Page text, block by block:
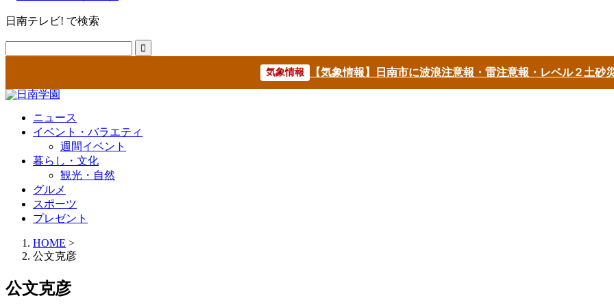
日南テレビ! で検索
気象情報 【気象情報】日南市に波浪注意報・雷注意報・レベル２土砂
ニュース
イベント・バラエティ
週間イベント
暮らし・文化
観光・自然
グルメ
スポーツ
プレゼント
HOME >
公文克彦
公文克彦